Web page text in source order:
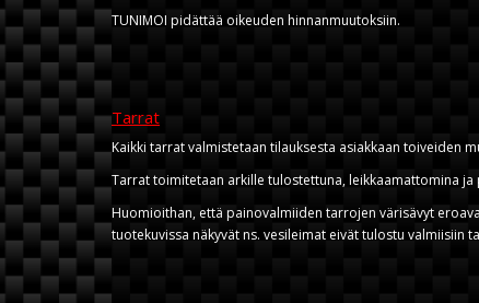
TUNIMOI pidättää oikeuden hinnanmuutoksiin.
Tarrat
Kaikki tarrat valmistetaan tilauksesta asiakkaan toiveiden
Tarrat toimitetaan arkille tulostettuna, leikkaamattomina
Huomioithan, että painovalmiiden tarrojen värisävyt
tuotekuvissa näkyvät ns. vesileimat eivät tulostu valmiisiin